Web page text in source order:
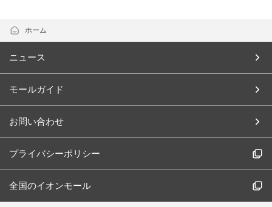
ホーム
ニュース
モールガイド
お問い合わせ
プライバシーポリシー
全国のイオンモール